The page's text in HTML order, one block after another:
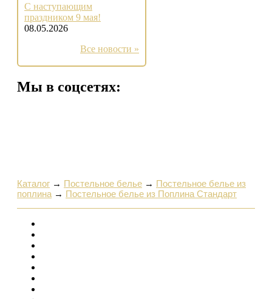
С наступающим
праздником 9 мая!
08.05.2026
Все новости »
Мы в соцсетях:
Каталог → Постельное белье → Постельное белье из
поплина → Постельное белье из Поплина Стандарт